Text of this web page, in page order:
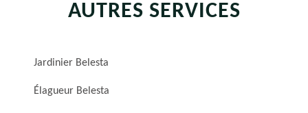
AUTRES SERVICES
Jardinier Belesta
Élagueur Belesta